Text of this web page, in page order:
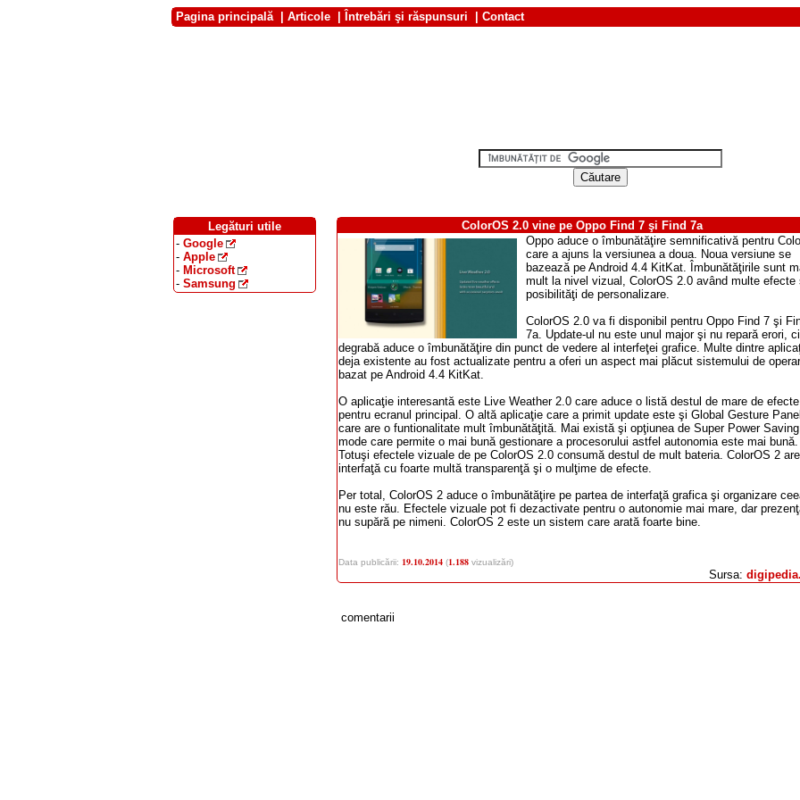
Pagina principală| Articole Întrebări şi răspunsuri Contact
Legături utile
- Google
- Apple
- Microsoft
- Samsung
ColorOS 2.0 vine pe Oppo Find 7 şi Find 7a
Oppo aduce o îmbunătăţire semnificativă pentru
care a ajuns la versiunea a doua. Noua versiune se
bazează pe Android 4.4 KitKat. Îmbunătăţirile sunt
mult la nivel vizual, ColorOS 2.0 având multe efecte
posibilităţi de personalizare.
ColorOS 2.0 va fi disponibil pentru Oppo Find 7 şi
7a. Update-ul nu este unul major şi nu repară erori,
degrabă aduce o îmbunătăţire din punct de vedere al interfeţei grafice. Multe dintre
deja existente au fost actualizate pentru a oferi un aspect mai plăcut sistemului de
bazat pe Android 4.4 KitKat.
O aplicaţie interesantă este Live Weather 2.0 care aduce o listă destul de mare de efecte
pentru ecranul principal. O altă aplicaţie care a primit update este şi Global Gesture
care are o funtionalitate mult îmbunătăţită. Mai există şi opţiunea de Super Power Saving
mode care permite o mai bună gestionare a procesorului astfel autonomia este mai bună.
Totuşi efectele vizuale de pe ColorOS 2.0 consumă destul de mult bateria. ColorOS 2
interfaţă cu foarte multă transparenţă şi o mulţime de efecte.
Per total, ColorOS 2 aduce o îmbunătăţire pe partea de interfaţă grafica şi organizare
nu este rău. Efectele vizuale pot fi dezactivate pentru o autonomie mai mare, dar
nu supără pe nimeni. ColorOS 2 este un sistem care arată foarte bine.
Data publicării: 19.10.2014 (1.188 vizualizări)
Sursa:
comentarii